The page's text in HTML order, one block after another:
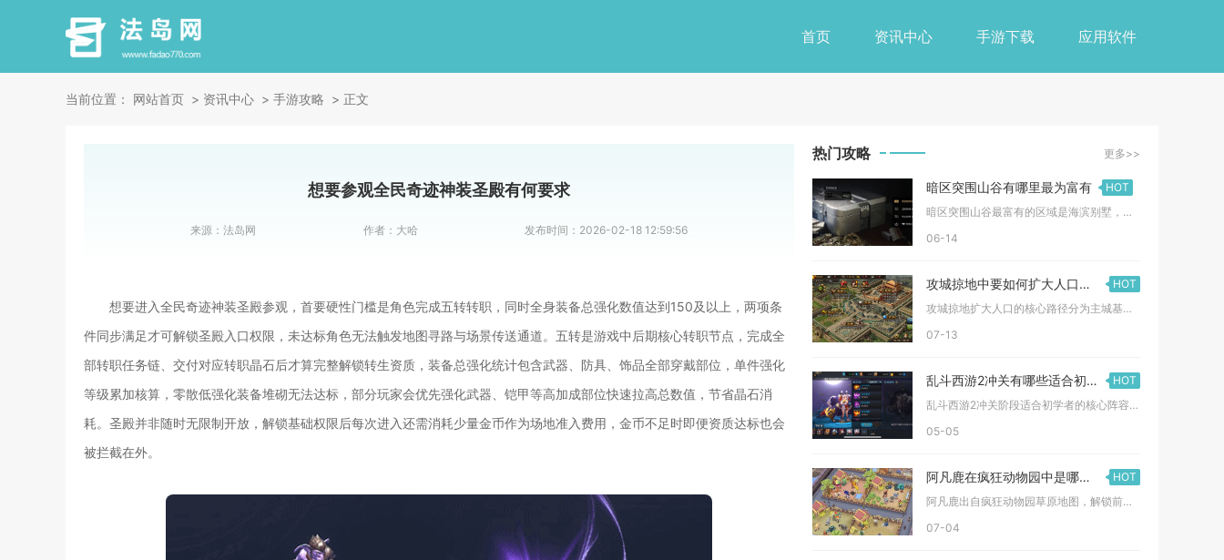
首页 资讯中心 手游下载 应用软件
当前位置： 网站首页 资讯中心 手游攻略 正文
想要参观全民奇迹神装圣殿有何要求
来源： 法岛网 作者： 大哈 发布时间： 2026-02-18 12:59:56
想要进入全民奇迹神装圣殿参观，首要硬性门槛是角色完成五转转职，同时全身装备总强化数值达到150及以上，两项条
件同步满足才可解锁圣殿入口权限，未达标角色无法触发地图寻路与场景传送通道。五转是游戏中后期核心转职节点，完成全
部转职任务链、交付对应转职晶石后才算完整解锁转生资质，装备总强化统计包含武器、防具、饰品全部穿戴部位，单件强化
等级累加核算，零散低强化装备堆砌无法达标，部分玩家会优先强化武器、铠甲等高加成部位快速拉高总数值，节省晶石消
耗。圣殿并非随时无限制开放，解锁基础权限后每次进入还需消耗少量金币作为场地准入费用，金币不足时即便资质达标也会
被拦截在外。
热门攻略 更多>>
暗区突围山谷有哪里最为富有
HOT
暗区突围山谷最富有的区域是海滨别墅，其次为诺昂斯庭院、小型工...
06-14
攻城掠地中要如何扩大人口数量
HOT
攻城掠地扩大人口的核心路径分为主城基建扩容、科技永久增益、资...
07-13
乱斗西游2冲关有哪些适合初学者的阵容
HOT
乱斗西游2冲关阶段适合初学者的核心阵容组合，优先围绕“坦克承...
05-05
阿凡鹿在疯狂动物园中是哪里来的
HOT
阿凡鹿出自疯狂动物园草原地图，解锁前提是将长颈鹿栖息地升至9...
07-04